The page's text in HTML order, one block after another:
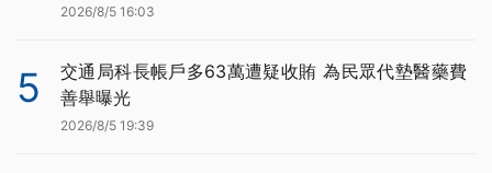
2026/8/5 16:03
5
交通局科長帳戶多63萬遭疑收賄 為民眾代墊醫藥費
善舉曝光
2026/8/5 19:39